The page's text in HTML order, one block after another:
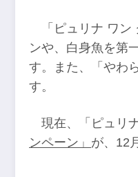
「ピュリナ ワ
ンや、白身魚を第
す。また、「やわ
す。
現在、「ピュリ
ンペーン」 が、12